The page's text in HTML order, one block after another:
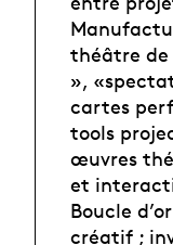
théâtre de
»,
cartes
tools
œuvres
et
Boucle
créatif ;